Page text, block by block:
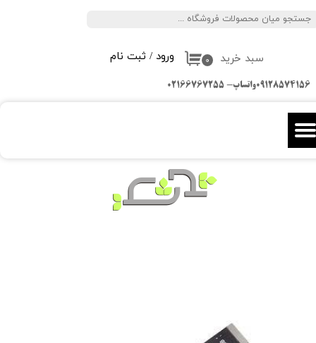
ورود / ثبت نام
تغییر گذر واژه
سفارشات
خروج از حساب کاربری
۰ سبد خرید